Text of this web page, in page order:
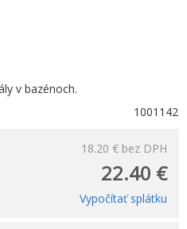
v bazénoch.
1001142
18.20 € bez DPH
22.40 €
Vypočítať splátku